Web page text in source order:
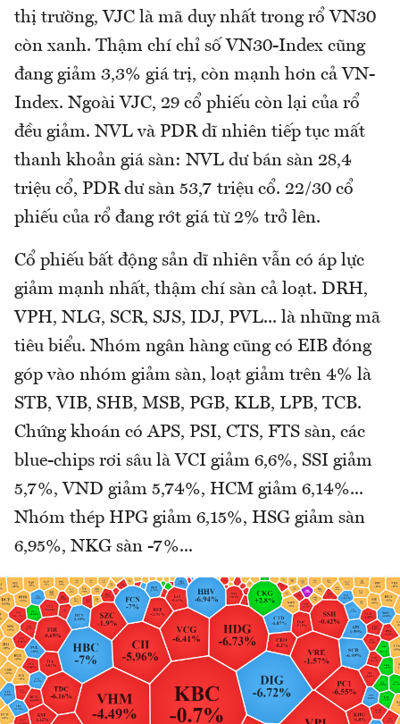
thị trường, VJC là mã duy nhất trong rổ VN30
còn xanh. Thậm chí chỉ số VN30-Index cũng
đang giảm 3,3% giá trị, còn mạnh hơn cả VN-
Index. Ngoài VJC, 29 cổ phiếu còn lại của rổ
đều giảm. NVL và PDR dĩ nhiên tiếp tục mất
thanh khoản giá sàn: NVL dư bán sàn 28,4
triệu cổ, PDR dư sàn 53,7 triệu cổ. 22/30 cổ
phiếu của rổ đang rớt giá từ 2% trở lên.
Cổ phiếu bất động sản dĩ nhiên vẫn có áp lực
giảm mạnh nhất, thậm chí sàn cả loạt. DRH,
VPH, NLG, SCR, SJS, IDJ, PVL... là những mã
tiêu biểu. Nhóm ngân hàng cũng có EIB đóng
góp vào nhóm giảm sàn, loạt giảm trên 4% là
STB, VIB, SHB, MSB, PGB, KLB, LPB, TCB.
Chứng khoán có APS, PSI, CTS, FTS sàn, các
blue-chips rơi sâu là VCI giảm 6,6%, SSI giảm
5,7%, VND giảm 5,74%, HCM giảm 6,14%...
Nhóm thép HPG giảm 6,15%, HSG giảm sàn
6,95%, NKG sàn -7%...